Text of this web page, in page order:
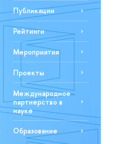
Публикации
Рейтинги
Мероприятия
Проекты
Международное
партнерство в
науке
Образование